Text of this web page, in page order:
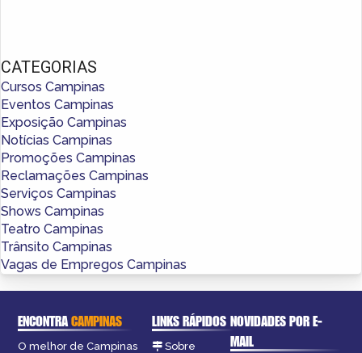
CATEGORIAS
Cursos Campinas
Eventos Campinas
Exposição Campinas
Notícias Campinas
Promoções Campinas
Reclamações Campinas
Serviços Campinas
Shows Campinas
Teatro Campinas
Trânsito Campinas
Vagas de Empregos Campinas
ENCONTRACAMPINAS
O melhor de Campinas
LINKS RÁPIDOS
Sobre
NOVIDADES POR E-
MAIL